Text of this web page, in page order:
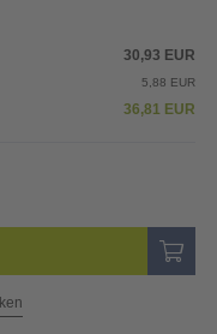
30,93 EUR
5,88 EUR
36,81 EUR